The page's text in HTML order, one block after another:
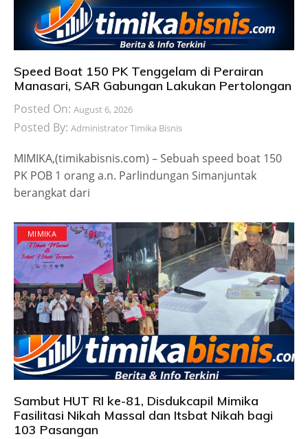
Speed Boat 150 PK Tenggelam di Perairan
Manasari, SAR Gabungan Lakukan Pertolongan
Posted On: August 6, 2026
Posted By: Administrator Timika Bisnis
MIMIKA,(timikabisnis.com) – Sebuah speed boat 150
PK POB 1 orang a.n. Parlindungan Simanjuntak
berangkat dari
MIMIKA
Sambut HUT RI ke-81, Disdukcapil Mimika
Fasilitasi Nikah Massal dan Itsbat Nikah bagi
103 Pasangan